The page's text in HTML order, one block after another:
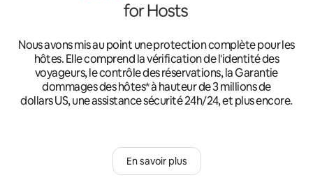
Nous avons mis au point une protection complète pour les
hôtes. Elle comprend la vérification de l'identité des
voyageurs, le contrôle des réservations, la Garantie
dommages des hôtes* à hauteur de 3 millions de
dollars US, une assistance sécurité 24h/24, et plus encore.
En savoir plus